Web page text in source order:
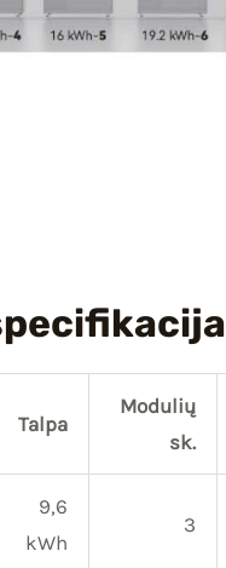
Talpa
Modulių
sk.
9,6
kWh
3